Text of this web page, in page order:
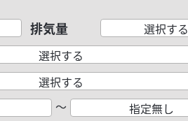
排気量 選択する
選択する
選択する
～ 指定無し